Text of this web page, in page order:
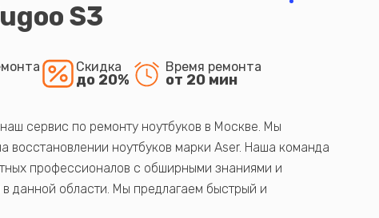
S3
Скидка
до 20%
Время ремонта
от 20 мин
сервис по ремонту ноутбуков в Москве. Мы
восстановлении ноутбуков марки Aser. Наша команда
профессионалов с обширными знаниями и
данной области. Мы предлагаем быстрый и
с использованием оригинальных компонентов, а также